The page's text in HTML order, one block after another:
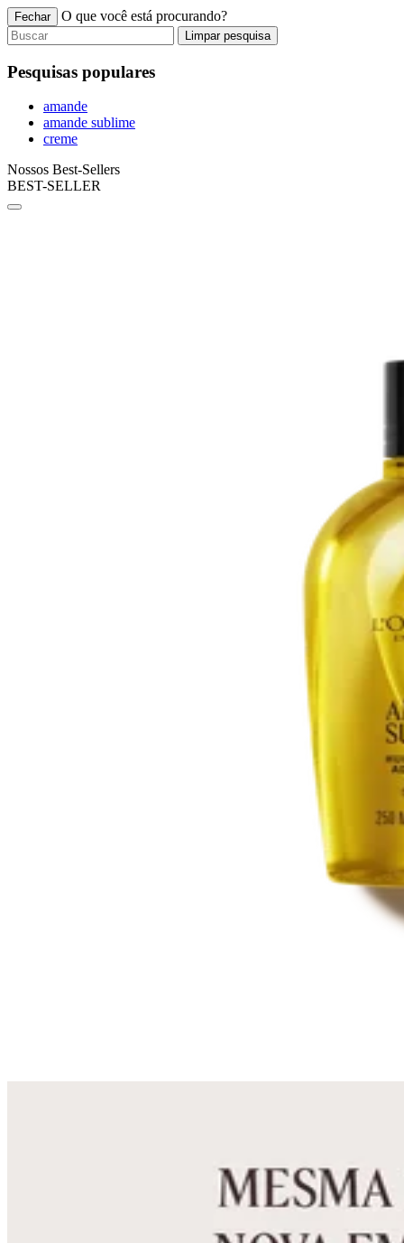
Fechar O que você está procurando?
Limpar pesquisa
Pesquisas populares
amande
amande sublime
creme
Nossos Best-Sellers
BEST-SELLER